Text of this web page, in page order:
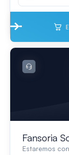
Fansoria
Estaremos